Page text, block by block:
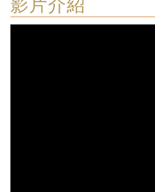
影片介紹